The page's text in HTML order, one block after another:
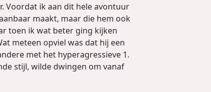
Voordat ik aan dit hele avontuur
maakt, maar die hem ook
toen ik wat beter ging kijken
meteen opviel was dat hij een
met het hyperagressieve 1.
stijl, wilde dwingen om vanaf